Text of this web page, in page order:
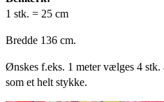
1 stk. = 25 cm
Bredde 136 cm.
Ønskes f.eks. 1 meter vælges 4 stk.
som et helt stykke.